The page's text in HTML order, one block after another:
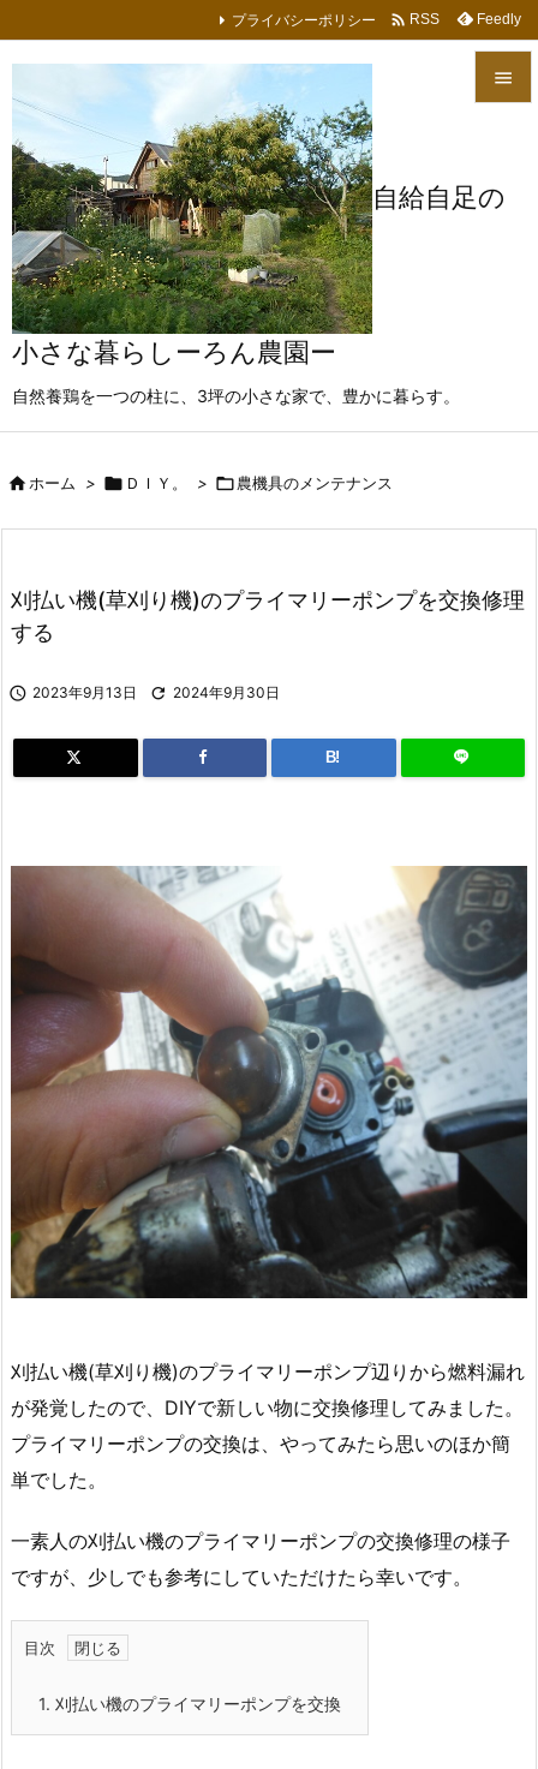
自給自足の
小さな暮らしーろん農園ー
自然養鶏を一つの柱に、3坪の小さな家で、豊かに暮らす。


サイド
プライバシーポリシー  RSS Feedly
ホーム >  ＤＩＹ。 > 農機具のメンテナンス
刈払い機(草刈り機)のプライマリーポンプを交換修理
する
 2023年9月13日  2024年9月30日
B!
刈払い機(草刈り機)のプライマリーポンプ辺りから燃料漏れ
が発覚したので、DIYで新しい物に交換修理してみました。
プライマリーポンプの交換は、やってみたら思いのほか簡
単でした。
一素人の刈払い機のプライマリーポンプの交換修理の様子
ですが、少しでも参考にしていただけたら幸いです。
目次
1. 刈払い機のプライマリーポンプを交換